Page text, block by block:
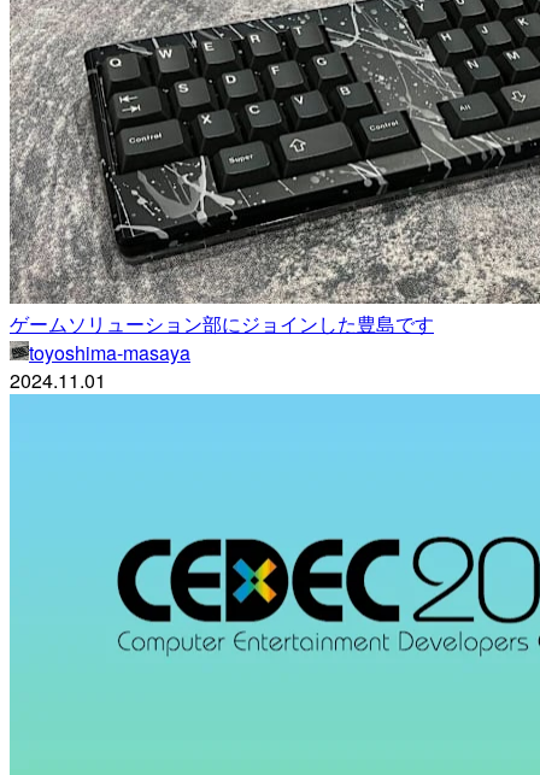
ゲームソリューション部にジョインした豊島です
toyoshima-masaya
2024.11.01